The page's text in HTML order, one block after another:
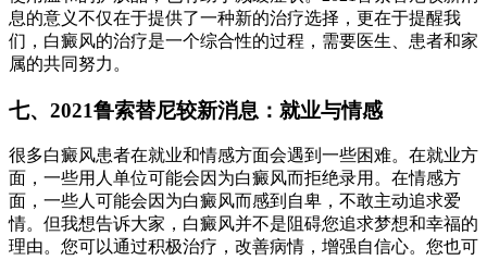
息的意义不仅在于提供了一种新的治疗选择，更在于提醒我
们，白癜风的治疗是一个综合性的过程，需要医生、患者和家
属的共同努力。
七、2021鲁索替尼较新消息：就业与情感
很多白癜风患者在就业和情感方面会遇到一些困难。在就业方
面，一些用人单位可能会因为白癜风而拒绝录用。在情感方
面，一些人可能会因为白癜风而感到自卑，不敢主动追求爱
情。但我想告诉大家，白癜风并不是阻碍您追求梦想和幸福的
理由。您可以通过积极治疗，改善病情，增强自信心。您也可